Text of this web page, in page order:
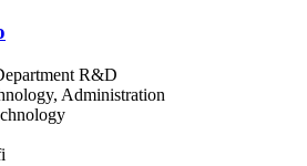
R&D
Administration